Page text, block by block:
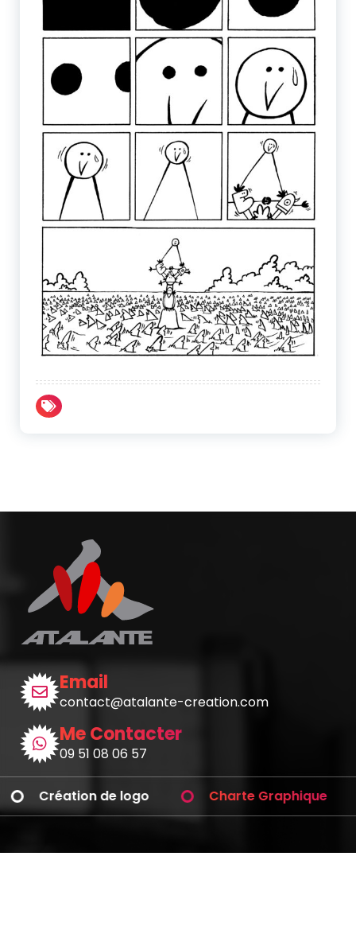
Email
contact@atalante-creation.com
Me Contacter
09 51 08 06 57
Création de logo Charte Graphique